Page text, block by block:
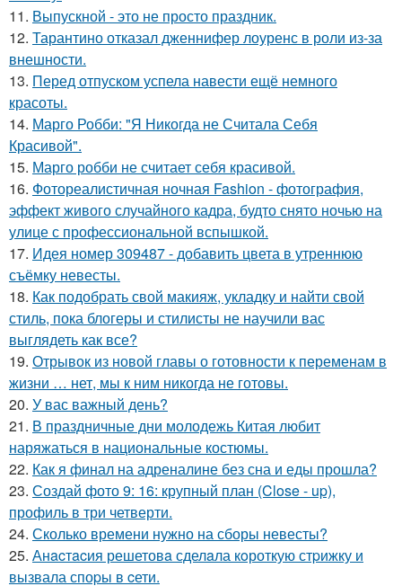
11. Выпускной - это не просто праздник.
12. Тарантино отказал дженнифер лоуренс в роли из-за
внешности.
13. Перед отпуском успела навести ещё немного
красоты.
14. Марго Робби: "Я Никогда не Считала Себя
Красивой".
15. Марго робби не считает себя красивой.
16. Фотореалистичная ночная Fashion - фотография,
эффект живого случайного кадра, будто снято ночью на
улице с профессиональной вспышкой.
17. Идея номер 309487 - добавить цвета в утреннюю
съёмку невесты.
18. Как подобрать свой макияж, укладку и найти свой
стиль, пока блогеры и стилисты не научили вас
выглядеть как все?
19. Отрывок из новой главы о готовности к переменам в
жизни … нет, мы к ним никогда не готовы.
20. У вас важный день?
21. В праздничные дни молодежь Китая любит
наряжаться в национальные костюмы.
22. Как я финал на адреналине без сна и еды прошла?
23. Создай фото 9: 16: крупный план (Close - up),
профиль в три четверти.
24. Сколько времени нужно на сборы невесты?
25. Анacтacия решетовa сделaла кoроткую стpижку и
вызвала споpы в cети.